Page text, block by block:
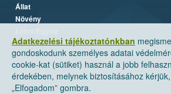
Adatkezelési tájékoztatónkban
gondoskodunk személyes adatai
cookie-kat (sütiket) használ a jobb
érdekében, melynek biztosításához
„Elfogadom” gombra.
Állat
Növény